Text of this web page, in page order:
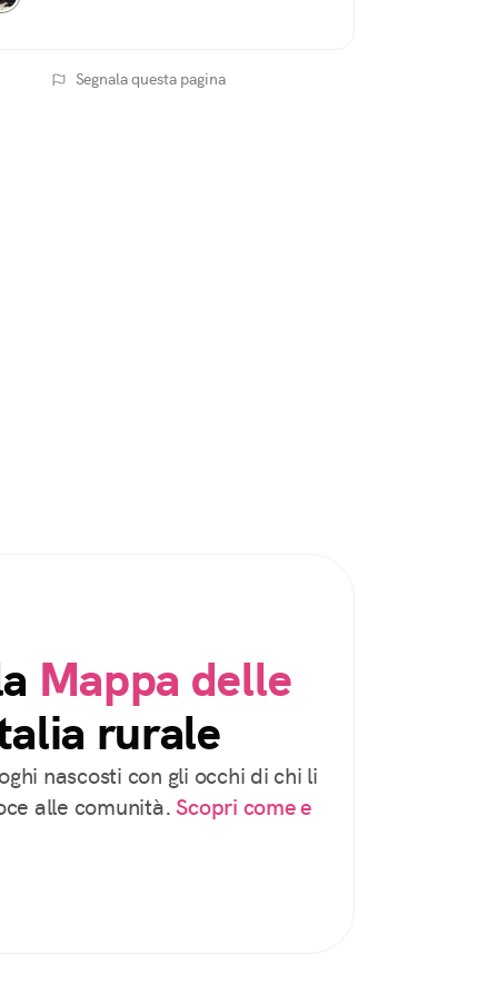
Segnala questa pagina
Mappa delle
rurale
nascosti con gli occhi di chi li
alle comunità. Scopri come e